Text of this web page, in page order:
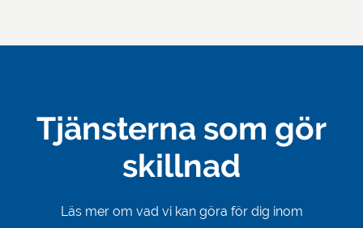
Tjänsterna som gör
skillnad
Läs mer om vad vi kan göra för dig inom